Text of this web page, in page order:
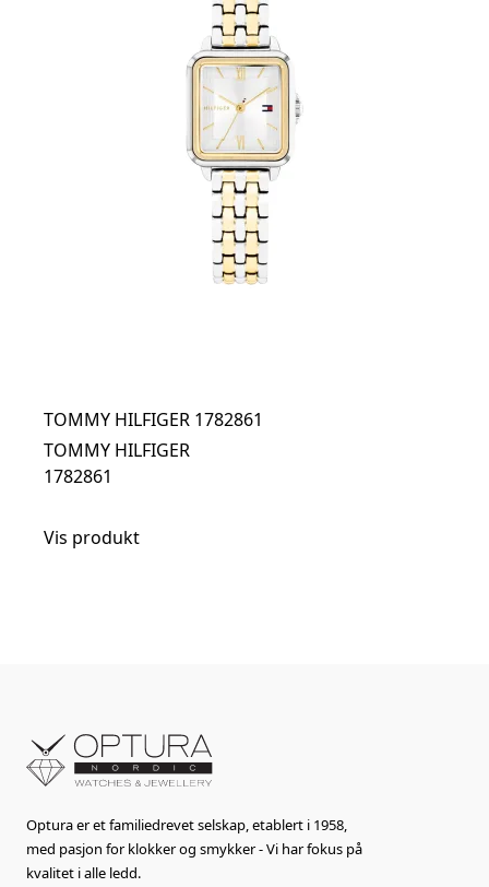
TOMMY HILFIGER 1782861
TOMMY HILFIGER
1782861
Vis produkt
Optura er et familiedrevet selskap, etablert i 1958,
med pasjon for klokker og smykker - Vi har fokus på
kvalitet i alle ledd.